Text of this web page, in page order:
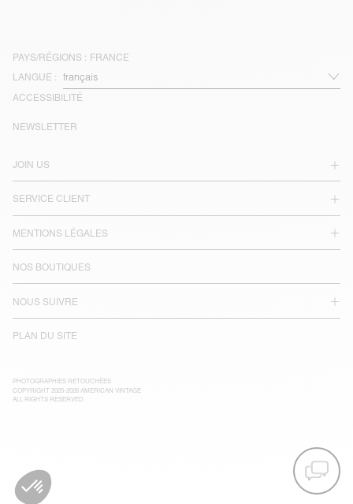
PAYS/RÉGIONS : FRANCE
LANGUE :
ACCESSIBILITÉ
JOIN US
SERVICE CLIENT
MENTIONS LÉGALES
NOS BOUTIQUES
NOUS SUIVRE
PLAN DU SITE
NEWSLETTER
PHOTOGRAPHIES RETOUCHÉES
COPYRIGHT 2025-2026 AMERICAN VINTAGE
ALL RIGHTS RESERVED